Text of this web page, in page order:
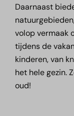
Daarnaast
volop vermaak
tijdens de
kinderen, van
het hele gezin.
oud!